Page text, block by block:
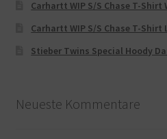
Carhartt WIP S/S Chase T-Shirt
Carhartt WIP S/S Chase T-Shirt
Stieber Twins Special Hoody
Neueste Kommentare